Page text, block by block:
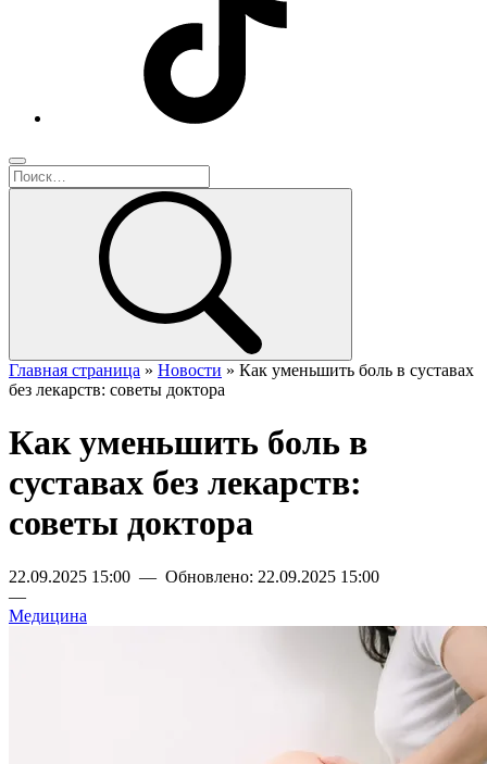
Главная страница » Новости » Как уменьшить боль в суставах
без лекарств: советы доктора
Как уменьшить боль в
суставах без лекарств:
советы доктора
22.09.2025 15:00 — Обновлено: 22.09.2025 15:00
—
Медицина